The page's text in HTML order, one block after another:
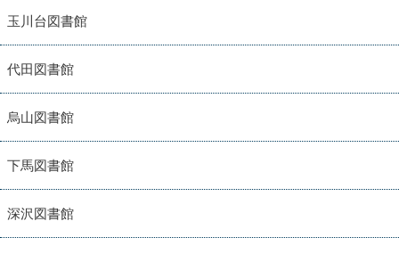
玉川台図書館
代田図書館
烏山図書館
下馬図書館
深沢図書館